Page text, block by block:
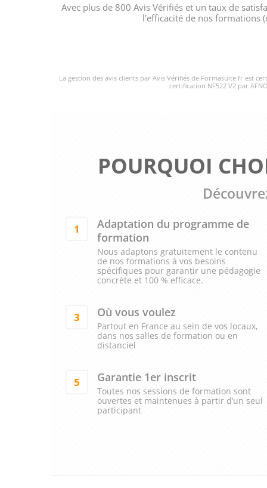
Avec plus de 800 Avis Vérifiés et un taux de
l'efficacité de nos formations
La gestion des avis clients par Avis Vérifiés de Formasuite.fr est
certification NF522 V2 par
POURQUOI
1
Adaptation du programme de
formation
Nous adaptons gratuitement le contenu
de nos formations à vos besoins
spécifiques pour garantir une pédagogie
concrète et 100 % efficace.
3 Où vous voulez
Partout en France au sein de vos locaux,
dans nos salles de formation ou en
distanciel
5 Garantie 1er inscrit
Toutes nos sessions de formation sont
ouvertes et maintenues à partir d’un seul
participant